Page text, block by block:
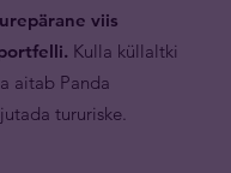
viis
Kulla küllaltki
aitab Panda
tururiske.